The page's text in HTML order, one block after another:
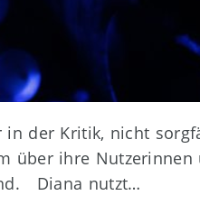
in der Kritik, nicht
über ihre
Diana nutzt…